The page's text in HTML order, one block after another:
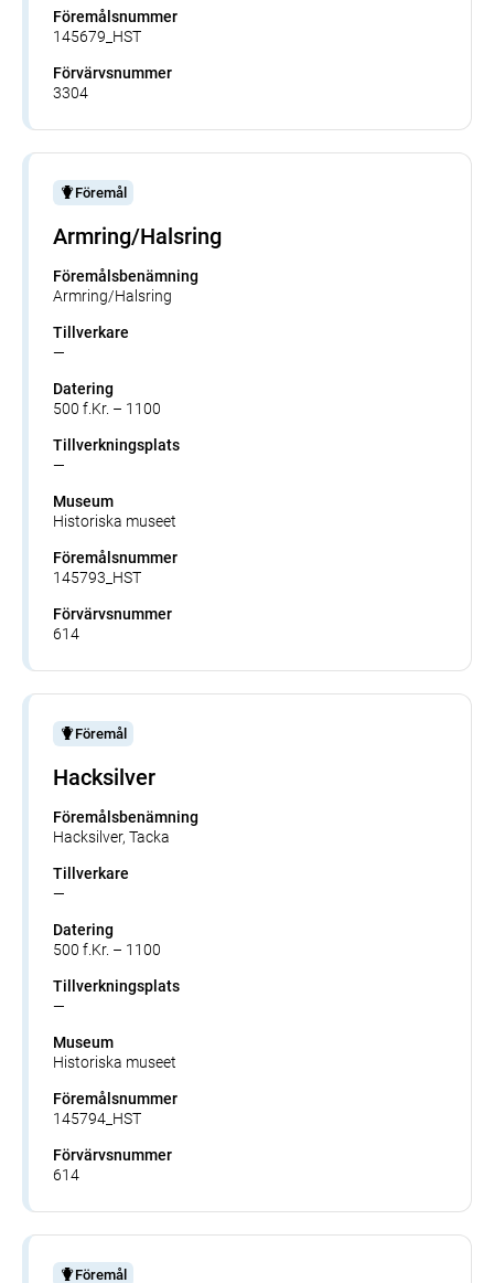
Föremålsnummer
145679_HST
Förvärvsnummer
3304
Föremål
Armring/Halsring
Föremålsbenämning
Armring/Halsring
Tillverkare
—
Datering
500 f.Kr. – 1100
Tillverkningsplats
—
Museum
Historiska museet
Föremålsnummer
145793_HST
Förvärvsnummer
614
Föremål
Hacksilver
Föremålsbenämning
Hacksilver, Tacka
Tillverkare
—
Datering
500 f.Kr. – 1100
Tillverkningsplats
—
Museum
Historiska museet
Föremålsnummer
145794_HST
Förvärvsnummer
614
Föremål